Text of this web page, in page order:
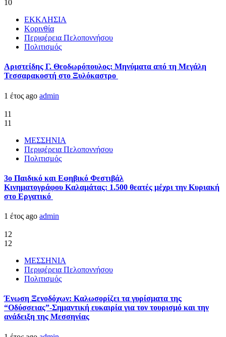
10
ΕΚΚΛΗΣΙΑ
Κορινθία
Περιφέρεια Πελοποννήσου
Πολιτισμός
Αριστείδης Γ. Θεοδωρόπουλος: Μηνύματα από τη Μεγάλη
Τεσσαρακοστή στο Ξυλόκαστρο
1 έτος ago admin
11
11
ΜΕΣΣΗΝΙΑ
Περιφέρεια Πελοποννήσου
Πολιτισμός
3ο Παιδικό και Εφηβικό Φεστιβάλ
Κινηματογράφου Καλαμάτας: 1.500 θεατές μέχρι την Κυριακή
στο Εργατικό
1 έτος ago admin
12
12
ΜΕΣΣΗΝΙΑ
Περιφέρεια Πελοποννήσου
Πολιτισμός
Ένωση Ξενοδόχων: Καλωσορίζει τα γυρίσματα της
“Οδύσσειας”-Σημαντική ευκαιρία για τον τουρισμό και την
ανάδειξη της Μεσσηνίας